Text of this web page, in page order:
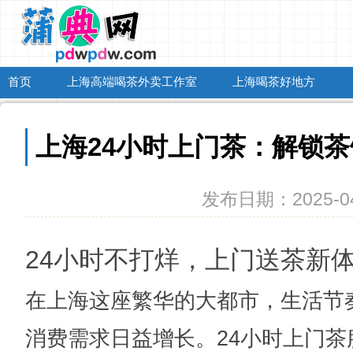
首页 上海高端喝茶外卖工作室 上海喝茶好地方
上海24小时上门茶：解锁
发布日期：2025-
24小时不打烊，上门送茶新
在上海这座繁华的大都市，生活
消费需求日益增长。24小时上门